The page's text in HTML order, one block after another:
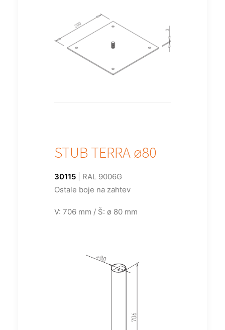
STUB TERRA ø80
30115 | RAL 9006G
Ostale boje na zahtev
V: 706 mm / Š: ø 80 mm